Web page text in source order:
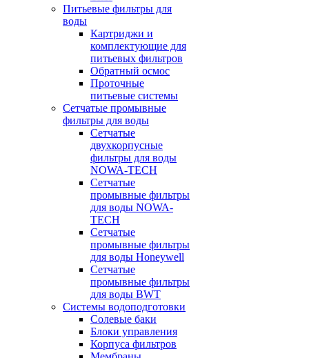
Питьевые фильтры для
воды
Картриджи и
комплектующие для
питьевых фильтров
Обратный осмос
Проточные
питьевые системы
Сетчатые промывные
фильтры для воды
Сетчатые
двухкорпусные
фильтры для воды
NOWA-TECH
Сетчатые
промывные фильтры
для воды NOWA-
TECH
Сетчатые
промывные фильтры
для воды Honeywell
Сетчатые
промывные фильтры
для воды BWT
Системы водоподготовки
Солевые баки
Блоки управления
Корпуса фильтров